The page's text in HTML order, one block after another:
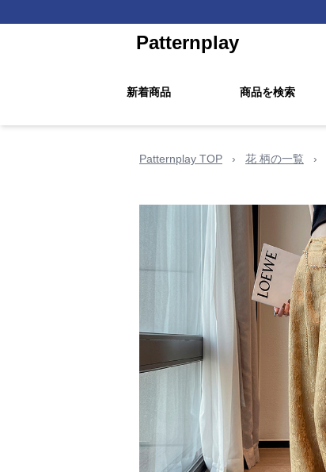
Patternplay
新着商品 商品を検索
Patternplay TOP › 花 柄の一覧 ›